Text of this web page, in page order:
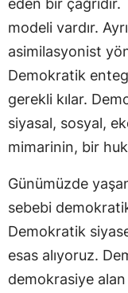
eden bir
modeli vardır.
asimilasyonist
Demokratik
gerekli kılar.
siyasal, sosyal,
mimarinin, bir
Günümüzde
sebebi
Demokratik
esas alıyoruz.
demokrasiye